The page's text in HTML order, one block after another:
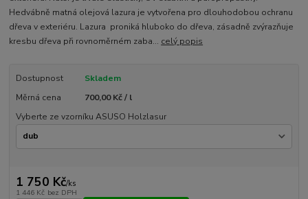
Hedvábně matná olejová lazura je vytvořena pro dlouhodobou ochranu
dřeva v exteriéru. Lazura proniká hluboko do dřeva, zásadně zvýrazňuje
kresbu dřeva při rovnoměrném zaba... celý popis
Dostupnost
Skladem
Měrná cena
700,00 Kč / l
Vyberte ze vzorníku ASUSO Holzlasur
1 750 Kč/ks
1 446 Kč bez DPH